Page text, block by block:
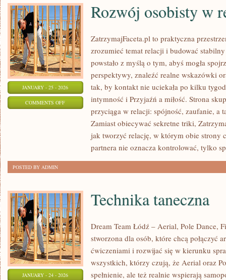
JANUARY - 25 - 2026
COMMENTS OFFON
RELACJACH
Rozwój osobisty w
ZatrzymajFaceta.pl to praktyczna
zrozumieć temat relacji i budować
powstało z myślą o tym, abyś mogła
perspektywy, znaleźć realne wskazówki
tak, by kontakt nie uciekała po kilku
intymność i Przyjaźń a miłość. Strona
przyciąga w relacji: spójność, zaufanie, a
Zamiast obiecywać sekretne triki,
jak tworzyć relację, w którym obie strony
partnera nie oznacza kontrolować, tylko
POSTED BY ADMIN
JANUARY - 24 - 2026
Technika taneczna
Dream Team Łódź – Aerial, Pole Dance,
stworzona dla osób, które chcą połączyć
ćwiczeniami i rozwijać się w kierunku
wszystkich, którzy czują, że Aerial oraz
spełnienie, ale też realnie wspierają